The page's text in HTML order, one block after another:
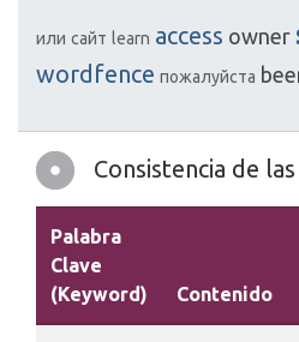
или сайт learn access owner
wordfence пожалуйста
Consistencia de
Palabra
Clave
(Keyword)
Contenido